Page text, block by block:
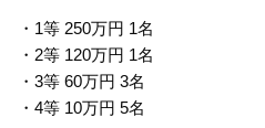
・1等 250万円 1名
・2等 120万円 1名
・3等 60万円 3名
・4等 10万円 5名